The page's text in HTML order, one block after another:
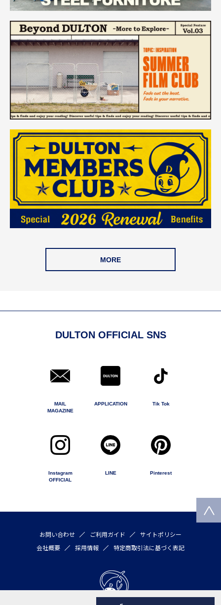
MORE
DULTON OFFICIAL SNS
MAIL
MAGAZINE
APPLICATION Tik Tok
Instagram
OFFICIAL
LINE Pinterest
お問い合わせ ご利用ガイド
サイトポリシー
会社概要
採用情報 特定商取引法に基づく表記